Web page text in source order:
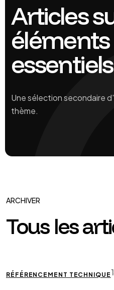
Articles
éléments
Une sélection secondaire
thème.
ARCHIVER
Tous les
RÉFÉRENCEMENT TECHNIQUE